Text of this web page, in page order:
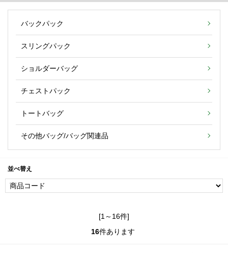
バックパック
スリングパック
ショルダーバッグ
チェストパック
トートバッグ
その他バッグ/バッグ関連品
並べ替え
[1～16件]
16件あります